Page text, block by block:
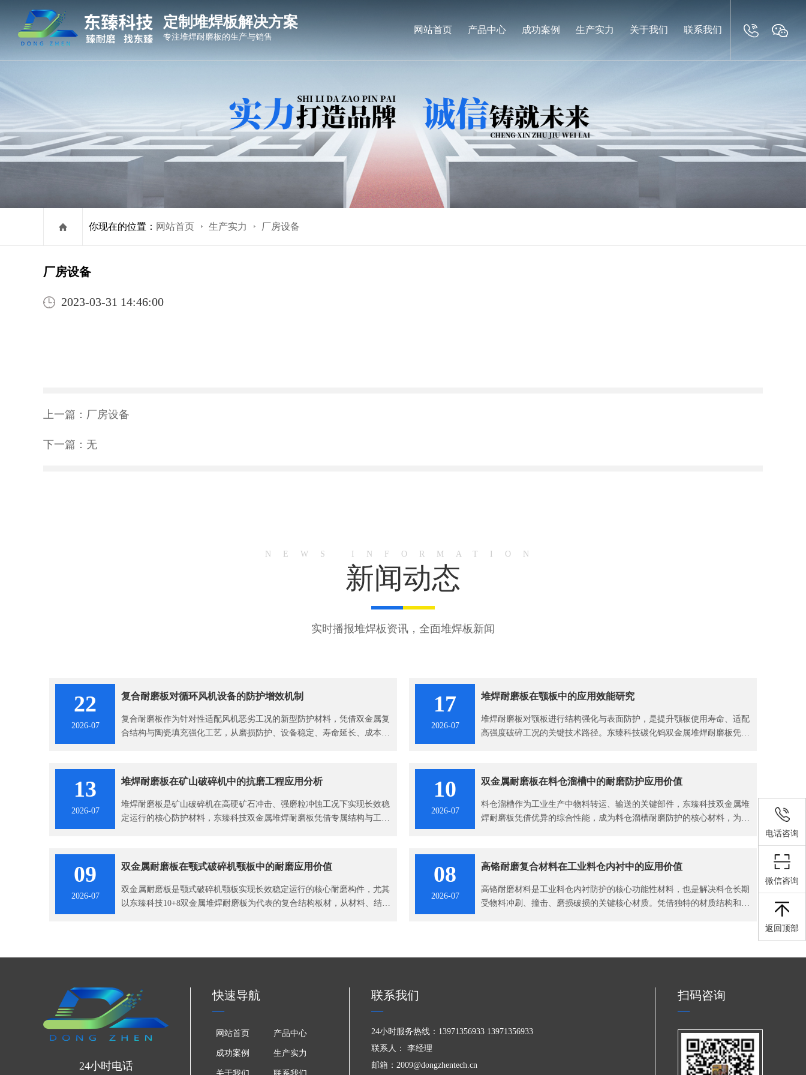
定制堆焊板解决方案
专注堆焊耐磨板的生产与销售
网站首页 产品中心 成功案例 生产实力 关于我们 联系我们
你现在的位置： 网站首页 生产实力 厂房设备
厂房设备
2023-03-31 14:46:00
上一篇： 厂房设备
下一篇： 无
NEWS INFORMATION
新闻动态
实时播报堆焊板资讯，全面堆焊板新闻
22
2026-07
复合耐磨板对循环风机设备的防护增效机制
复合耐磨板作为针对性适配风机恶劣工况的新型防护材料，凭借双金属复
合结构与陶瓷填充强化工艺，从磨损防护、设备稳定、寿命延长、成本管
17
2026-07
堆焊耐磨板在颚板中的应用效能研究
堆焊耐磨板对颚板进行结构强化与表面防护，是提升颚板使用寿命、适配
高强度破碎工况的关键技术路径。东臻科技碳化钨双金属堆焊耐磨板凭借
13
2026-07
堆焊耐磨板在矿山破碎机中的抗磨工程应用分析
堆焊耐磨板是矿山破碎机在高硬矿石冲击、强磨粒冲蚀工况下实现长效稳
定运行的核心防护材料，东臻科技双金属堆焊耐磨板凭借专属结构与工艺
10
2026-07
双金属耐磨板在料仓溜槽中的耐磨防护应用价值
料仓溜槽作为工业生产中物料转运、输送的关键部件，东臻科技双金属堆
焊耐磨板凭借优异的综合性能，成为料仓溜槽耐磨防护的核心材料，为料
09
2026-07
双金属耐磨板在颚式破碎机颚板中的耐磨应用价值
双金属耐磨板是颚式破碎机颚板实现长效稳定运行的核心耐磨构件，尤其
以东臻科技10+8双金属堆焊耐磨板为代表的复合结构板材，从材料、结构
08
2026-07
高铬耐磨复合材料在工业料仓内衬中的应用价值
高铬耐磨材料是工业料仓内衬防护的核心功能性材料，也是解决料仓长期
受物料冲刷、撞击、磨损破损的关键核心材质。凭借独特的材质结构和性
24小时电话
快速导航
网站首页 产品中心
成功案例 生产实力
联系我们
24小时服务热线：13971356933 13971356933
联系人： 李经理
邮箱：2009@dongzhentech.cn
扫码咨询
电话咨询
微信咨询
返回顶部